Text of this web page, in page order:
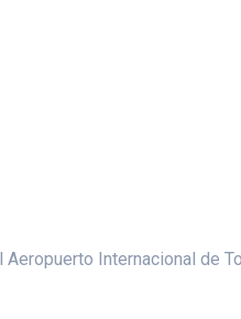
Internacional de